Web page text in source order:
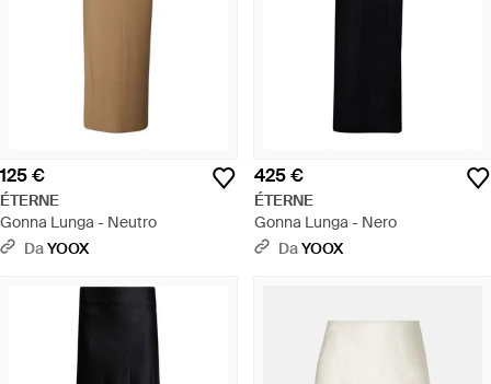
125 €
ÉTERNE
Gonna Lunga - Neutro
DaYOOX
425 €
ÉTERNE
Gonna Lunga - Nero
DaYOOX